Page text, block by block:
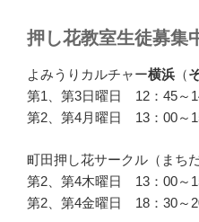
押し花教室生徒募集
よみうりカルチャー横浜 （
第1、第3日曜日 12：45～
第2、第4月曜日 13：00～
町田押し花サークル（まち
第2、第4木曜日 13：00～
第2、第4金曜日 18：30～